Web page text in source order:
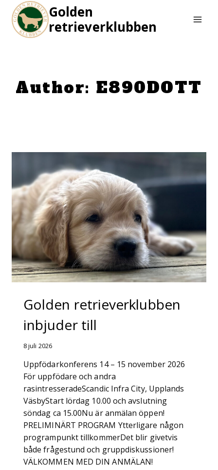
content
Golden
retrieverklubben
Author: E890DOTT
Golden retrieverklubben
inbjuder till
8 juli 2026
Uppfödarkonferens 14 – 15 november 2026
För uppfödare och andra
rasintresseradeScandic Infra City, Upplands
VäsbyStart lördag 10.00 och avslutning
söndag ca 15.00Nu är anmälan öppen!
PRELIMINÄRT PROGRAM Ytterligare någon
programpunkt tillkommerDet blir givetvis
både frågestund och gruppdiskussioner!
VÄLKOMMEN MED DIN ANMÄLAN!